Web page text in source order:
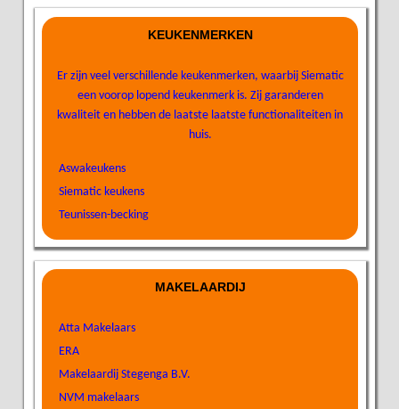
KEUKENMERKEN
Er zijn veel verschillende keukenmerken, waarbij Siematic
een voorop lopend keukenmerk is. Zij garanderen
kwaliteit en hebben de laatste laatste functionaliteiten in
huis.
Aswakeukens
Siematic keukens
Teunissen-becking
MAKELAARDIJ
Atta Makelaars
ERA
Makelaardij Stegenga B.V.
NVM makelaars